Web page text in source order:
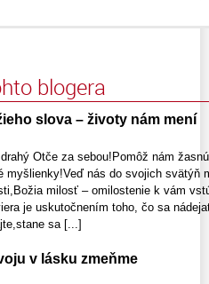
blogera
slova – životy nám mení
Otče za sebou!Pomôž nám
myšlienky!Veď nás do svojich svätýň
milosť – omilostenie k vám
je uskutočnením toho, čo sa
sa [...]
v lásku zmeňme